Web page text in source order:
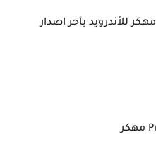
تحميل تطبيق Fit Olympia Pro مهكر للأندرويد بأخر اصدار